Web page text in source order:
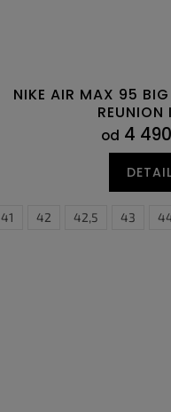
NIKE AIR MAX 95 BIG
od 4
DETAIL
41 42 42,5 43